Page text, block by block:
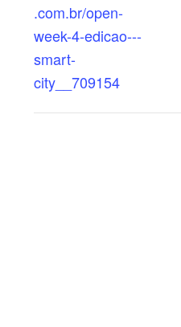
.com.br/open-
week-4-edicao---
smart-
city__709154